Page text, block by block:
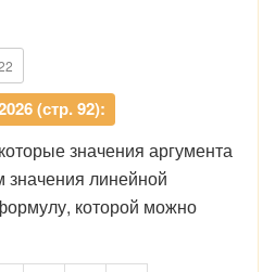
(стр. 92):
значения аргумента
значения линейной
которой можно